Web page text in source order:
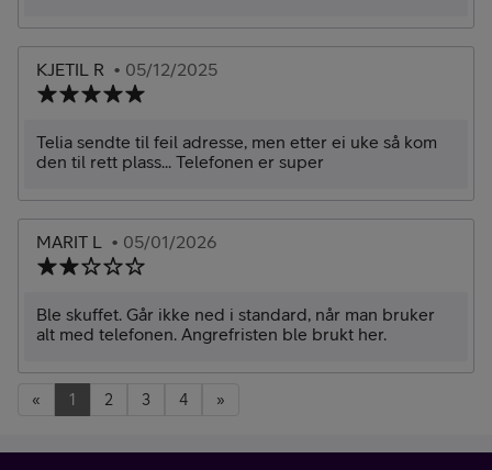
KJETIL R • 05/12/2025
Telia sendte til feil adresse, men etter ei uke så kom
den til rett plass... Telefonen er super
MARIT L • 05/01/2026
Ble skuffet. Går ikke ned i standard, når man bruker
alt med telefonen. Angrefristen ble brukt her.
« 1 2 3 4 »